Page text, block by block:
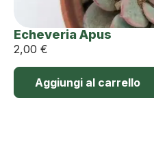
Echeveria Apus
2,00 €
Aggiungi al carrello